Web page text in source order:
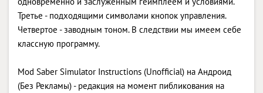
Третье - подходящими символами кнопок управления.
Четвертое - заводным тоном. В следствии мы имеем себе
классную программу.
Mod Saber Simulator Instructions (Unofficial) на Андроид
(Без Рекламы) - редакция на момент пибликования на